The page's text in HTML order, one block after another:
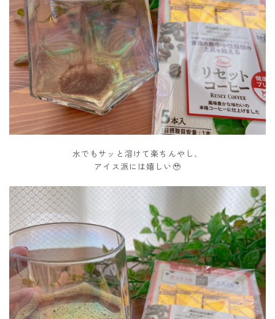
水でもサッと溶けて楽ちんやし、
アイス派には嬉しい🥹